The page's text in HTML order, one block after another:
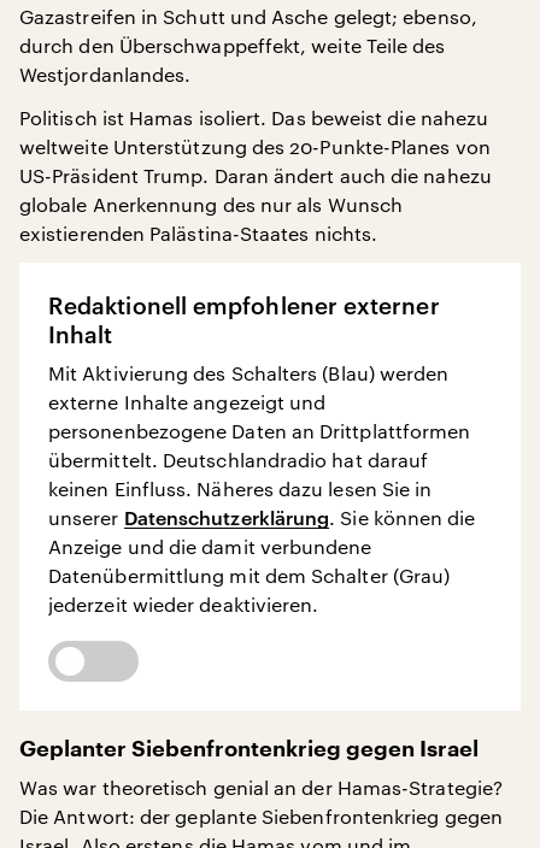
Gazastreifen in Schutt und Asche gelegt; ebenso,
durch den Überschwappeffekt, weite Teile des
Westjordanlandes.
Politisch ist Hamas isoliert. Das beweist die nahezu
weltweite Unterstützung des 20-Punkte-Planes von
US-Präsident Trump. Daran ändert auch die nahezu
globale Anerkennung des nur als Wunsch
existierenden Palästina-Staates nichts.
Redaktionell empfohlener externer
Inhalt
Mit Aktivierung des Schalters (Blau) werden
externe Inhalte angezeigt und
personenbezogene Daten an Drittplattformen
übermittelt. Deutschlandradio hat darauf
keinen Einfluss. Näheres dazu lesen Sie in
unserer Datenschutzerklärung. Sie können die
Anzeige und die damit verbundene
Datenübermittlung mit dem Schalter (Grau)
jederzeit wieder deaktivieren.
Geplanter Siebenfrontenkrieg gegen Israel
Was war theoretisch genial an der Hamas-Strategie?
Die Antwort: der geplante Siebenfrontenkrieg gegen